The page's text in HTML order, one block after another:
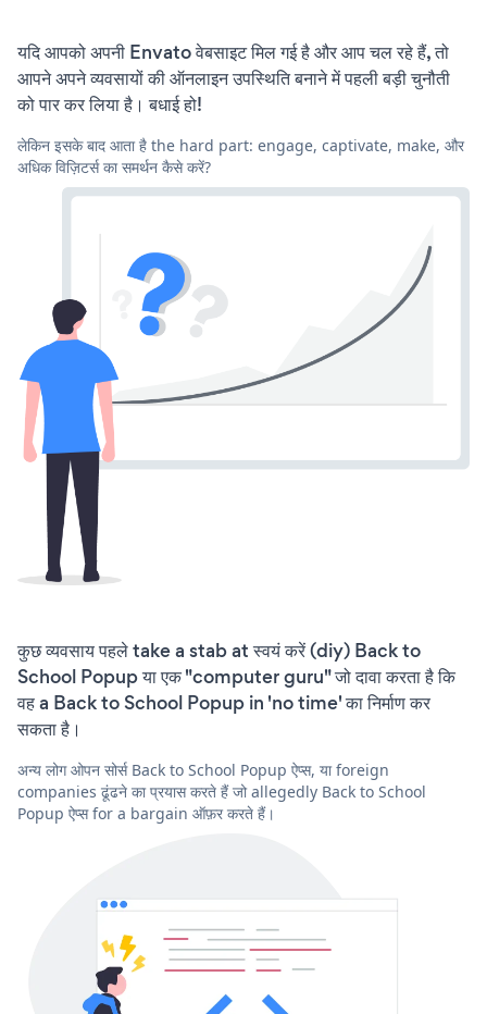
यदि आपको अपनी Envato वेबसाइट मिल गई है और आप चल रहे हैं, तो
आपने अपने व्यवसायों की ऑनलाइन उपस्थिति बनाने में पहली बड़ी चुनौती
को पार कर लिया है। बधाई हो!
लेकिन इसके बाद आता है the hard part: engage, captivate, make, और
अधिक विज़िटर्स का समर्थन कैसे करें?
कुछ व्यवसाय पहले take a stab at स्वयं करें (diy) Back to
School Popup या एक "computer guru" जो दावा करता है कि
वह a Back to School Popup in 'no time' का निर्माण कर
सकता है।
अन्य लोग ओपन सोर्स Back to School Popup ऐप्स, या foreign
companies ढूंढने का प्रयास करते हैं जो allegedly Back to School
Popup ऐप्स for a bargain ऑफ़र करते हैं।